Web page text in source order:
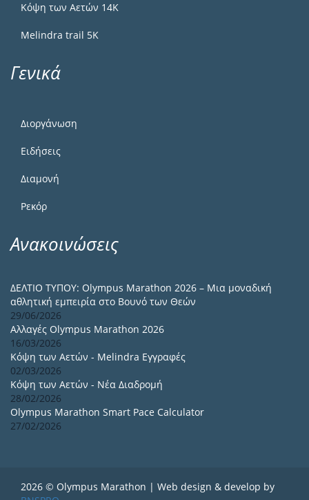
Κόψη των Αετών 14Κ
Melindra trail 5Κ
Γενικά
Διοργάνωση
Ειδήσεις
Διαμονή
Ρεκόρ
Ανακοινώσεις
ΔΕΛΤΙΟ ΤΥΠΟΥ: Olympus Marathon 2026 – Μια μοναδική
αθλητική εμπειρία στο Βουνό των Θεών
29/06/2026
Αλλαγές Olympus Marathon 2026
16/03/2026
Κόψη των Αετών - Melindra Εγγραφές
02/03/2026
Κόψη των Αετών - Νέα Διαδρομή
28/02/2026
Olympus Marathon Smart Pace Calculator
27/02/2026
2026 © Olympus Marathon | Web design & develop by